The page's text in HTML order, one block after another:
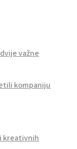
važne
kompaniju
kreativnih